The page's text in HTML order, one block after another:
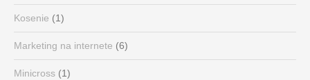
Kosenie (1)
Marketing na internete (6)
Minicross (1)